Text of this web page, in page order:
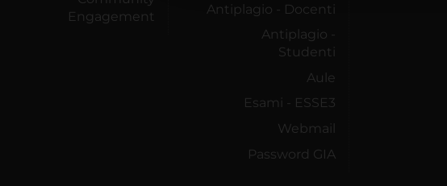
Engagement
Antiplagio - Docenti
Antiplagio -
Studenti
Aule
Esami - ESSE3
Webmail
Password GIA